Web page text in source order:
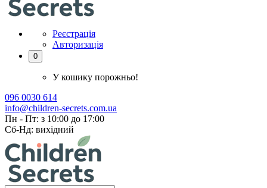
Реєстрація
Авторизація
0
У кошику порожньо!
096 0030 614
info@children-secrets.com.ua
Пн - Пт: з 10:00 до 17:00
Сб-Нд: вихідний